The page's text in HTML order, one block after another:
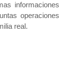
informaciones
operaciones
real.